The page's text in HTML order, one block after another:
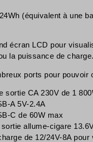
(équivalent à une
écran LCD pour
la puissance de charge.
ports pour pouvoir
sortie CA 230V de 1
A 5V-2.4A
C de 60W max
allume-cigare
de 12/24V-8A